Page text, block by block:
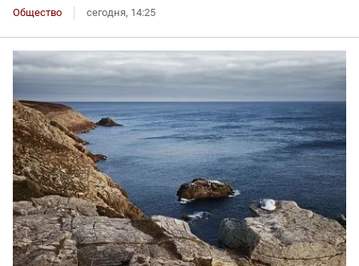
Общество сегодня, 14:25